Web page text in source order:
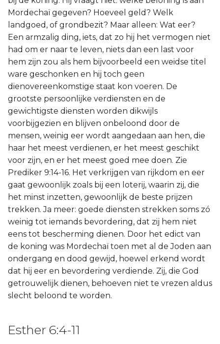
Mordechaï gegeven? Hoeveel geld? Welk
landgoed, of grondbezit? Maar alleen: Wat eer?
Een armzalig ding, iets, dat zo hij het vermogen niet
had om er naar te leven, niets dan een last voor
hem zijn zou als hem bijvoorbeeld een weidse titel
ware geschonken en hij toch geen
dienovereenkomstige staat kon voeren. De
grootste persoonlijke verdiensten en de
gewichtigste diensten worden dikwijls
voorbijgezien en blijven onbeloond door de
mensen, weinig eer wordt aangedaan aan hen, die
haar het meest verdienen, er het meest geschikt
voor zijn, en er het meest goed mee doen. Zie
Prediker 9:14-16. Het verkrijgen van rijkdom en eer
gaat gewoonlijk zoals bij een loterij, waarin zij, die
het minst inzetten, gewoonlijk de beste prijzen
trekken. Ja meer: goede diensten strekken soms zó
weinig tot iemands bevordering, dat zij hem niet
eens tot bescherming dienen. Door het edict van
de koning was Mordechaï toen met al de Joden aan
ondergang en dood gewijd, hoewel erkend wordt
dat hij eer en bevordering verdiende. Zij, die God
getrouwelijk dienen, behoeven niet te vrezen aldus
slecht beloond te worden.
Esther 6:4-11